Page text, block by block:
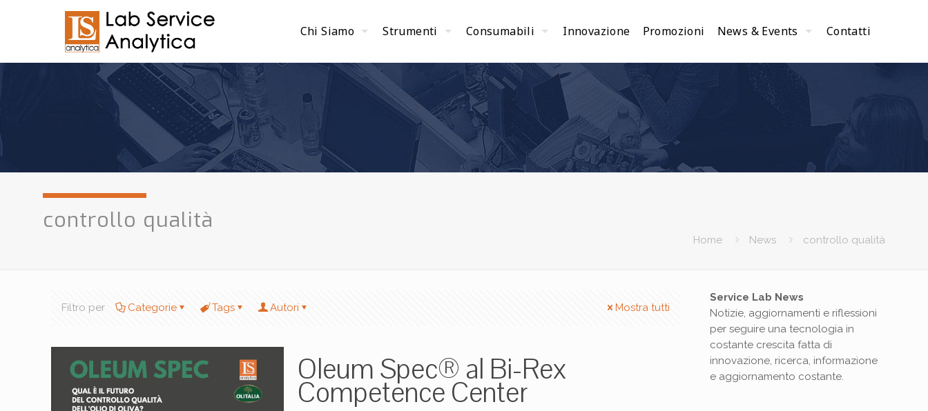
Chi Siamo Strumenti Consumabili Innovazione Promozioni News & Events Contatti
controllo qualità
Home News controllo qualità
Filtro per Categorie Tags Autori Mostra tutti
Oleum Spec® al Bi-Rex
Competence Center
Service Lab News
Notizie, aggiornamenti e riflessioni
per seguire una tecnologia in
costante crescita fatta di
innovazione, ricerca, informazione
e aggiornamento costante.